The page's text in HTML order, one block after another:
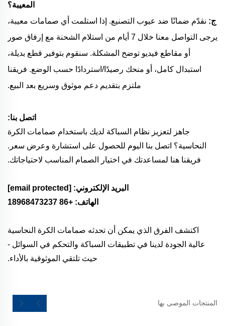
المعيبة؟
ج: نقدّم ضمانًا ضد عيوب التصنيع. إذا استلمت أي صمامات معيبة،
يرجى التواصل معنا خلال 7 أيام من استلام الشحنة مع إرفاق صور
أو مقاطع فيديو توضح المشكلة. سنقوم بتوفير قطع بديلة،
استبدال كامل، أو منحك رصيدًا/استردادًا حسب الوضع. فريقنا
ملتزم بتقديم دعم موثوق وسريع بعد البيع.
اتصل بنا:
جاهز لتعزيز نظام السباكة لديك باستخدام صمامات الكرة
النحاسية؟ اتصل بنا اليوم للحصول على استشارة وعرض سعر.
فريقنا هنا لمساعدتك في اختيار الصمام المناسب لاحتياجاتك.
البريد الإلكتروني: [email protected]
الهاتف: +86 18968473237
اكتشف الفرق الذي يمكن أن تحدثه صمامات الكرة النحاسية
عالية الجودة لدينا في تطبيقات السباكة والتحكم في السوائل -
حيث تلتقي الموثوقية بالأداء.
المنتجات الموصى بها